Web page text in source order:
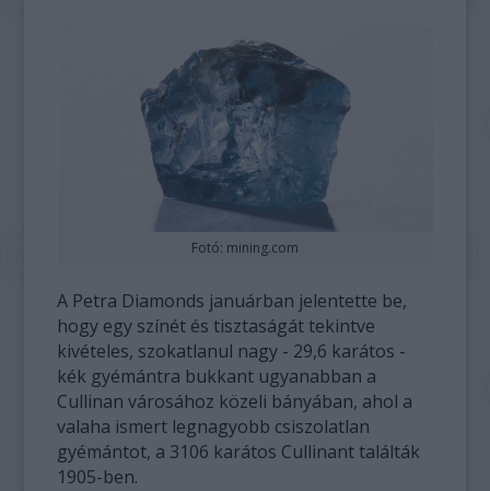
Fotó: mining.com
A Petra Diamonds januárban jelentette be,
hogy egy színét és tisztaságát tekintve
kivételes, szokatlanul nagy - 29,6 karátos -
kék gyémántra bukkant ugyanabban a
Cullinan városához közeli bányában, ahol a
valaha ismert legnagyobb csiszolatlan
gyémántot, a 3106 karátos Cullinant találták
1905-ben.